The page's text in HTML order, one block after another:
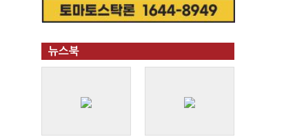
뉴스북